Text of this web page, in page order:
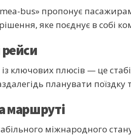
bus» пропонує
яке поєднує в собі
рейси
ключових плюсів — це
планувати
маршруті
міжнародного